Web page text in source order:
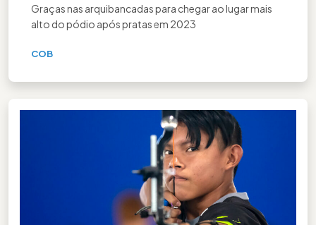
Graças nas arquibancadas para chegar ao lugar mais
alto do pódio após pratas em 2023
COB